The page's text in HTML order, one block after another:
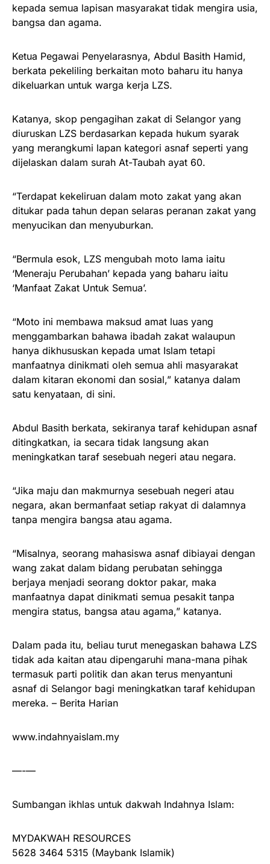
kepada semua lapisan masyarakat tidak mengira usia,
bangsa dan agama.
Ketua Pegawai Penyelarasnya, Abdul Basith Hamid,
berkata pekeliling berkaitan moto baharu itu hanya
dikeluarkan untuk warga kerja LZS.
Katanya, skop pengagihan zakat di Selangor yang
diuruskan LZS berdasarkan kepada hukum syarak
yang merangkumi lapan kategori asnaf seperti yang
dijelaskan dalam surah At-Taubah ayat 60.
“Terdapat kekeliruan dalam moto zakat yang akan
ditukar pada tahun depan selaras peranan zakat yang
menyucikan dan menyuburkan.
“Bermula esok, LZS mengubah moto lama iaitu
‘Meneraju Perubahan’ kepada yang baharu iaitu
‘Manfaat Zakat Untuk Semua’.
“Moto ini membawa maksud amat luas yang
menggambarkan bahawa ibadah zakat walaupun
hanya dikhususkan kepada umat Islam tetapi
manfaatnya dinikmati oleh semua ahli masyarakat
dalam kitaran ekonomi dan sosial,” katanya dalam
satu kenyataan, di sini.
Abdul Basith berkata, sekiranya taraf kehidupan asnaf
ditingkatkan, ia secara tidak langsung akan
meningkatkan taraf sesebuah negeri atau negara.
“Jika maju dan makmurnya sesebuah negeri atau
negara, akan bermanfaat setiap rakyat di dalamnya
tanpa mengira bangsa atau agama.
“Misalnya, seorang mahasiswa asnaf dibiayai dengan
wang zakat dalam bidang perubatan sehingga
berjaya menjadi seorang doktor pakar, maka
manfaatnya dapat dinikmati semua pesakit tanpa
mengira status, bangsa atau agama,” katanya.
Dalam pada itu, beliau turut menegaskan bahawa LZS
tidak ada kaitan atau dipengaruhi mana-mana pihak
termasuk parti politik dan akan terus menyantuni
asnaf di Selangor bagi meningkatkan taraf kehidupan
mereka. – Berita Harian
www.indahnyaislam.my
—-—
Sumbangan ikhlas untuk dakwah Indahnya Islam:
MYDAKWAH RESOURCES
5628 3464 5315 (Maybank Islamik)